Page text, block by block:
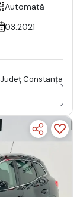
Automată
03.2021
Constanţa